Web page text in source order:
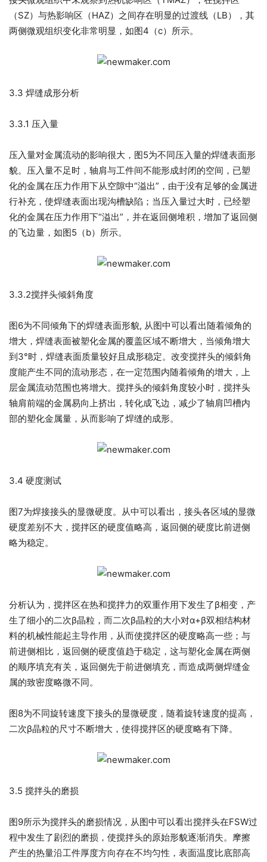
（SZ）与热影响区（HAZ）之间存在明显的过渡线（LB），其
两侧微观组织变化非常明显，如图4（c）所示。
3.3 焊缝成形分析
3.3.1 压入量
压入量对金属流动的影响很大，图5为不同压入量的焊缝表面形
貌。压入量不足时，轴肩与工件间不能形成封闭的空间，已塑
化的金属在压力作用下从空隙中“溢出”，由于没有足够的金属进
行补充，使焊缝表面出现沟槽缺陷；当压入量过大时，已经塑
化的金属在压力作用下“溢出”，并在返回侧堆积，增加了返回侧
的飞边量，如图5（b）所示。
3.3.2搅拌头倾斜角度
图6为不同倾角下的焊缝表面形貌, 从图中可以看出随着倾角的
增大，焊缝表面被塑化金属的覆盖区域不断增大，当倾角增大
到3°时，焊缝表面质量较好且成形稳定。改变搅拌头的倾斜角
度能产生不同的流动形态，在一定范围内随着倾角的增大，上
层金属流动范围也将增大。搅拌头的倾斜角度较小时，搅拌头
轴肩前端的金属易向上挤出，转化成飞边，减少了轴肩凹槽内
部的塑化金属量，从而影响了焊缝的成形。
3.4 硬度测试
图7为焊接接头的显微硬度。从中可以看出，接头各区域的显微
硬度差别不大，搅拌区的硬度值略高，返回侧的硬度比前进侧
略为稳定。
分析认为，搅拌区在热和搅拌力的双重作用下发生了β相变，产
生了细小的二次β晶粒，而二次β晶粒的大小对α+β双相结构材
料的机械性能起主导作用，从而使搅拌区的硬度略高一些；与
前进侧相比，返回侧的硬度值趋于稳定，这与塑化金属在两侧
的顺序填充有关，返回侧先于前进侧填充，而造成两侧焊缝金
属的致密度略微不同。
图8为不同旋转速度下接头的显微硬度，随着旋转速度的提高，
二次β晶粒的尺寸不断增大，使得搅拌区的硬度略有下降。
3.5 搅拌头的磨损
图9所示为搅拌头的磨损情况，从图中可以看出搅拌头在FSW过
程中发生了剧烈的磨损，使搅拌头的原始形貌逐渐消失。摩擦
产生的热量沿工件厚度方向存在不均匀性，表面温度比底部高